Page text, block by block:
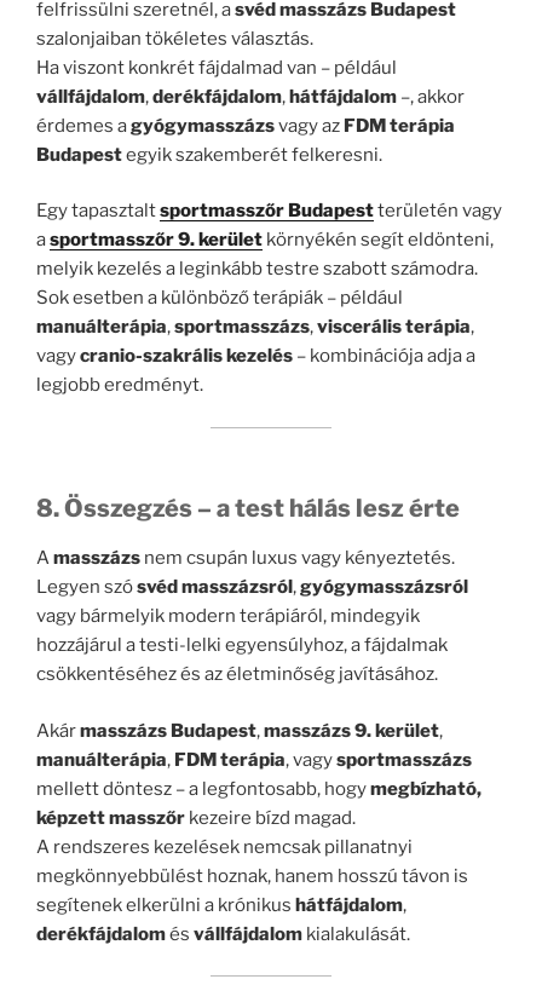
felfrissülni szeretnél, asvéd masszázs Budapest
szalonjaiban tökéletes választás.
Ha viszont konkrét fájdalmad van – például
vállfájdalom,derékfájdalom,hátfájdalom –, akkor
érdemes agyógymasszázsvagy az FDM terápia
Budapestegyik szakemberét felkeresni.
Egy tapasztaltsportmasszőr Budapestterületén vagy
asportmasszőr 9. kerület környékén segít eldönteni,
melyik kezelés a leginkább testre szabott számodra.
Sok esetben a különböző terápiák – például
manuálterápia,sportmasszázs,viscerális terápia,
vagycranio-szakrális kezelés – kombinációja adja a
legjobb eredményt.
8. Összegzés – a test hálás lesz érte
Amasszázs nem csupán luxus vagy kényeztetés.
Legyen szósvéd masszázsról ,gyógymasszázsról
vagy bármelyik modern terápiáról, mindegyik
hozzájárul a testi-lelki egyensúlyhoz, a fájdalmak
csökkentéséhez és az életminőség javításához.
Akármasszázs Budapest,masszázs 9. kerület,
manuálterápia, FDM terápia, vagysportmasszázs
mellett döntesz – a legfontosabb, hogymegbízható,
képzett masszőr kezeire bízd magad.
A rendszeres kezelések nemcsak pillanatnyi
megkönnyebbülést hoznak, hanem hosszú távon is
segítenek elkerülni a krónikus hátfájdalom,
derékfájdalomés vállfájdalom kialakulását.